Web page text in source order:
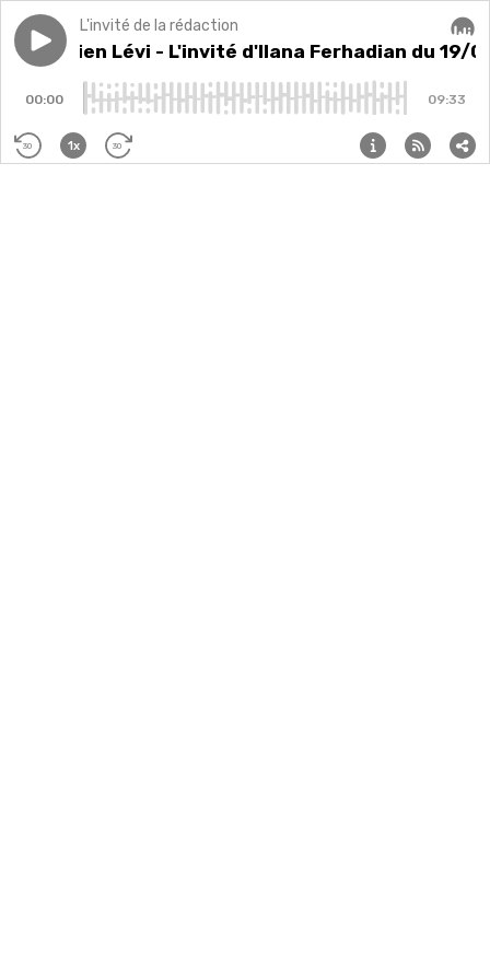
Play episodeSébastien Lévi - L'invité d'Ilana Ferhadian du 19/01/
L'invité de la rédaction
Sébastien Lévi - L'invité d'Ilana Ferhadian du 19/
00:00 09:33
30 1x 30